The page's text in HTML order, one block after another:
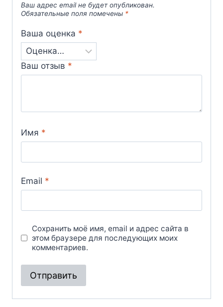
Ваш адрес email не будет опубликован.
Обязательные поля помечены *
Ваша оценка *
Ваш отзыв *
Имя *
Email *
Сохранить моё имя, email и адрес сайта в
этом браузере для последующих моих
комментариев.